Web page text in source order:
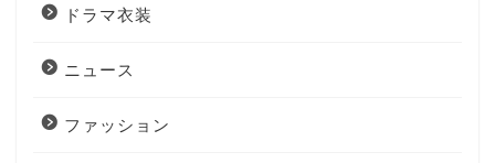
ドラマ衣装
ニュース
ファッション